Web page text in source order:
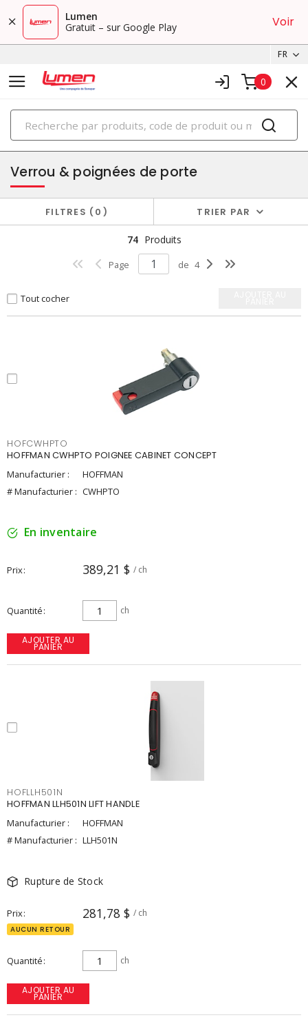
Lumen
Gratuit – sur Google Play
Voir
FR
0
PRODUITS
cabinets
Verrou & poignées de porte
FILTRES 0 TRIER PAR
74 Produits
Page de 4
Tout cocher
HOFCWHPTO
HOFFMAN CWHPTO POIGNEE CABINET CONCEPT
Manufacturier :
HOFFMAN
# Manufacturier : CWHPTO
En inventaire
Prix 389,21 $ / ch
Quantité ch
AJOUTER AU
PANIER
HOFLLH501N
HOFFMAN LLH501N LIFT HANDLE
Manufacturier :
HOFFMAN
# Manufacturier : LLH501N
Rupture de Stock
Prix 281,78 $ / ch
AUCUN RETOUR
Quantité ch
AJOUTER AU
PANIER